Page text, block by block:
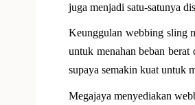
juga menjadi satu-satunya
Keunggulan webbing sling
untuk menahan beban
supaya semakin kuat untuk
Megajaya menyediakan